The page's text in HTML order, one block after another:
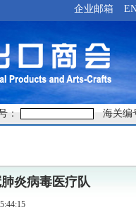
企业邮箱
： 海关编
炎病毒医疗队